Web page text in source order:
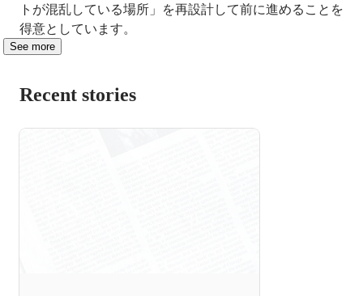
トが混乱している場所」を再設計して前に進めることを
得意としています。
See more
Recent stories